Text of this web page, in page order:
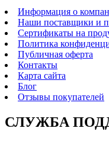
Информация о
Наши поставщики и
Сертификаты на
Политика
Публичная оферта
Контакты
Карта сайта
Блог
Отзывы покупателей
СЛУЖБА